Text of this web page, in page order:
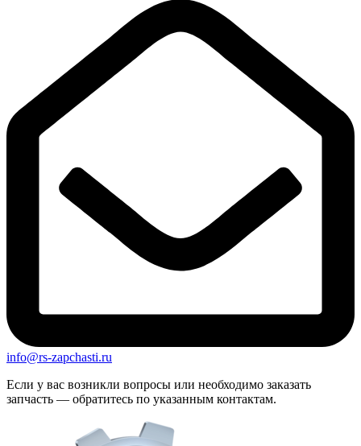
info@rs-zapchasti.ru
Если у вас возникли вопросы или необходимо заказать
запчасть — обратитесь по указанным контактам.